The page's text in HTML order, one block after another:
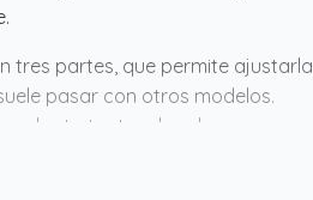
tres partes, que permite ajustarla
pasar con otros modelos.
adapta tanto a hombres como a
complicarte, esta faja parece